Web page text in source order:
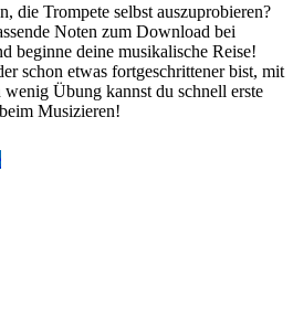
die Trompete selbst auszuprobieren?
Noten zum Download bei
beginne deine musikalische Reise!
schon etwas fortgeschrittener bist, mit
Übung kannst du schnell erste
Musizieren!